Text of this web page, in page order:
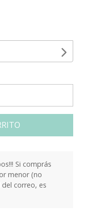
Si comprás
menor (no
correo, es